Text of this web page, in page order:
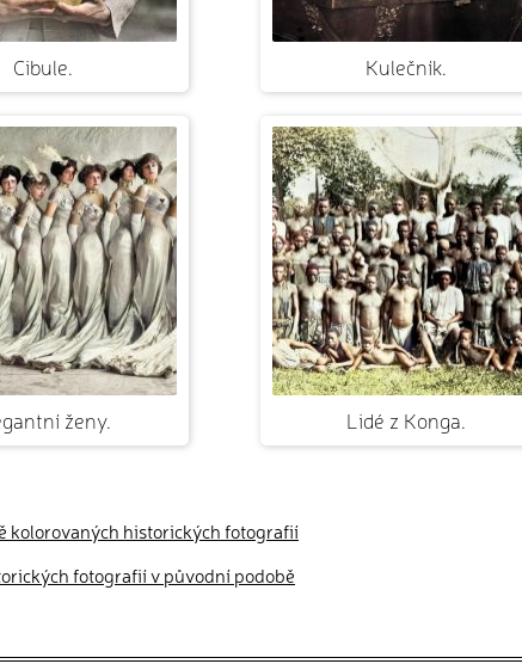
Cibule. Kulečník.
ženy. Lidé z Konga.
kolorovaných historických fotografií
fotografií v původní podobě